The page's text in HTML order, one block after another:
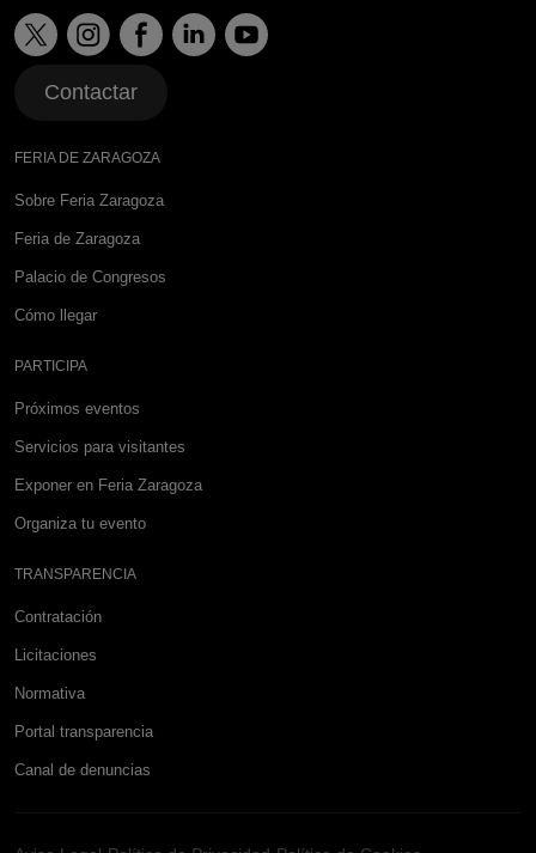
Contactar
FERIA DE ZARAGOZA
Sobre Feria Zaragoza
Feria de Zaragoza
Palacio de Congresos
Cómo llegar
PARTICIPA
Próximos eventos
Servicios para visitantes
Exponer en Feria Zaragoza
Organiza tu evento
TRANSPARENCIA
Contratación
Licitaciones
Normativa
Portal transparencia
Canal de denuncias